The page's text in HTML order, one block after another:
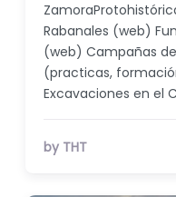
Rabanales (web)
(web) Campañas
(practicas,
Excavaciones en el
by THT